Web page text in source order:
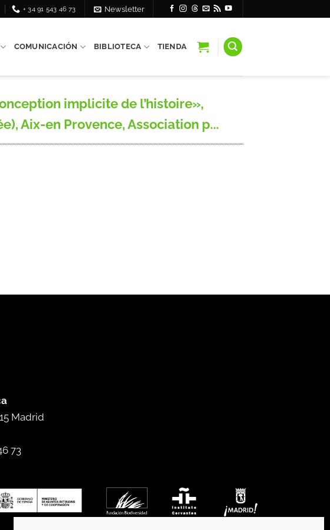
+ 34 91 543 46 73 Newsletter
COMUNICACIÓN BIBLIOTECA TIENDA
implicite de l’histoire»,
Aix-en Provence, Association p...
Madrid
73